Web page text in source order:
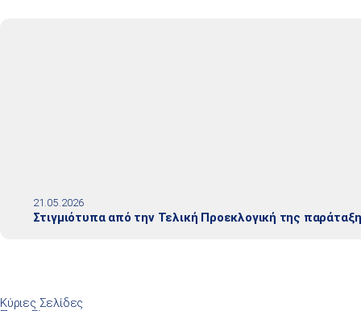
21.05.2026
Στιγμιότυπα από την Τελική Προεκλογική της
Κύριες Σελίδες